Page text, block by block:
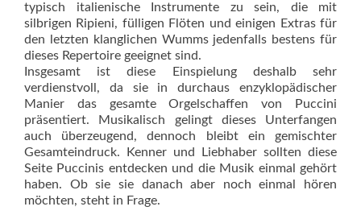
typisch italienische Instrumente zu sein, die mit
silbrigen Ripieni, fülligen Flöten und einigen Extras für
den letzten klang­lichen Wumms jedenfalls bestens für
dieses Repertoire geeignet sind.
Insgesamt ist diese Einspielung deshalb sehr
verdienstvoll, da sie in durchaus enzyklopädischer
Manier das gesamte Orgelschaffen von Puccini
präsentiert. Musikalisch gelingt dieses Unterfangen
auch überzeugend, dennoch bleibt ein gemischter
Gesamteindruck. Kenner und Liebhaber sollten diese
Seite Puccinis entdecken und die Musik einmal gehört
haben. Ob sie sie danach aber noch einmal hören
möchten, steht in Frage.